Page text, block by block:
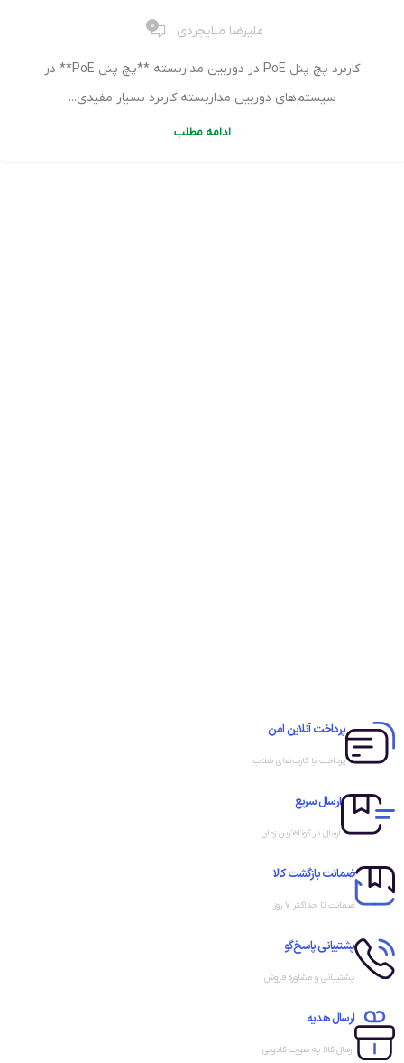
علیرضا ملایجردی 0
کاربرد پچ پنل PoE در دوربین مداربسته **پچ پنل PoE** در
سیستم‌های دوربین مداربسته کاربرد بسیار مفیدی...
ادامه مطلب
پرداخت آنلاین امن
پرداخت با کارت‌های شتاب
ارسال سریع
ارسال در کوتاه‌ترین زمان
ضمانت بازگشت کالا
ضمانت تا حداکثر ۷ روز
پشتیبانی پاسخ‌گو
پشتیبانی و مشاوره فروش
ارسال هدیه
ارسال کالا به صورت کادویی